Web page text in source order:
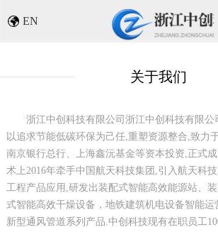
EN
关于我们
浙江中创科技有限公司 浙江中创科技有限公
以追求节能低碳环保为己任,重塑资源整合,致力
南京银行总行、上海鑫沅基金等资本投资,正式
术上2016年牵手中国航天科技集团,引入航天科
工程产品应用,研发出装配式智能高效能源站、
式智能高效干燥设备，地铁建筑机电设备智能运
新型通风管道系列产品.中创科技现有在职员工